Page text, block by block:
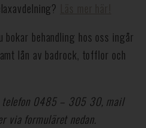
behandling hos oss ingår
lån av badrock, tofflor och
telefon 0485 – 305 30, mail
via formuläret nedan.